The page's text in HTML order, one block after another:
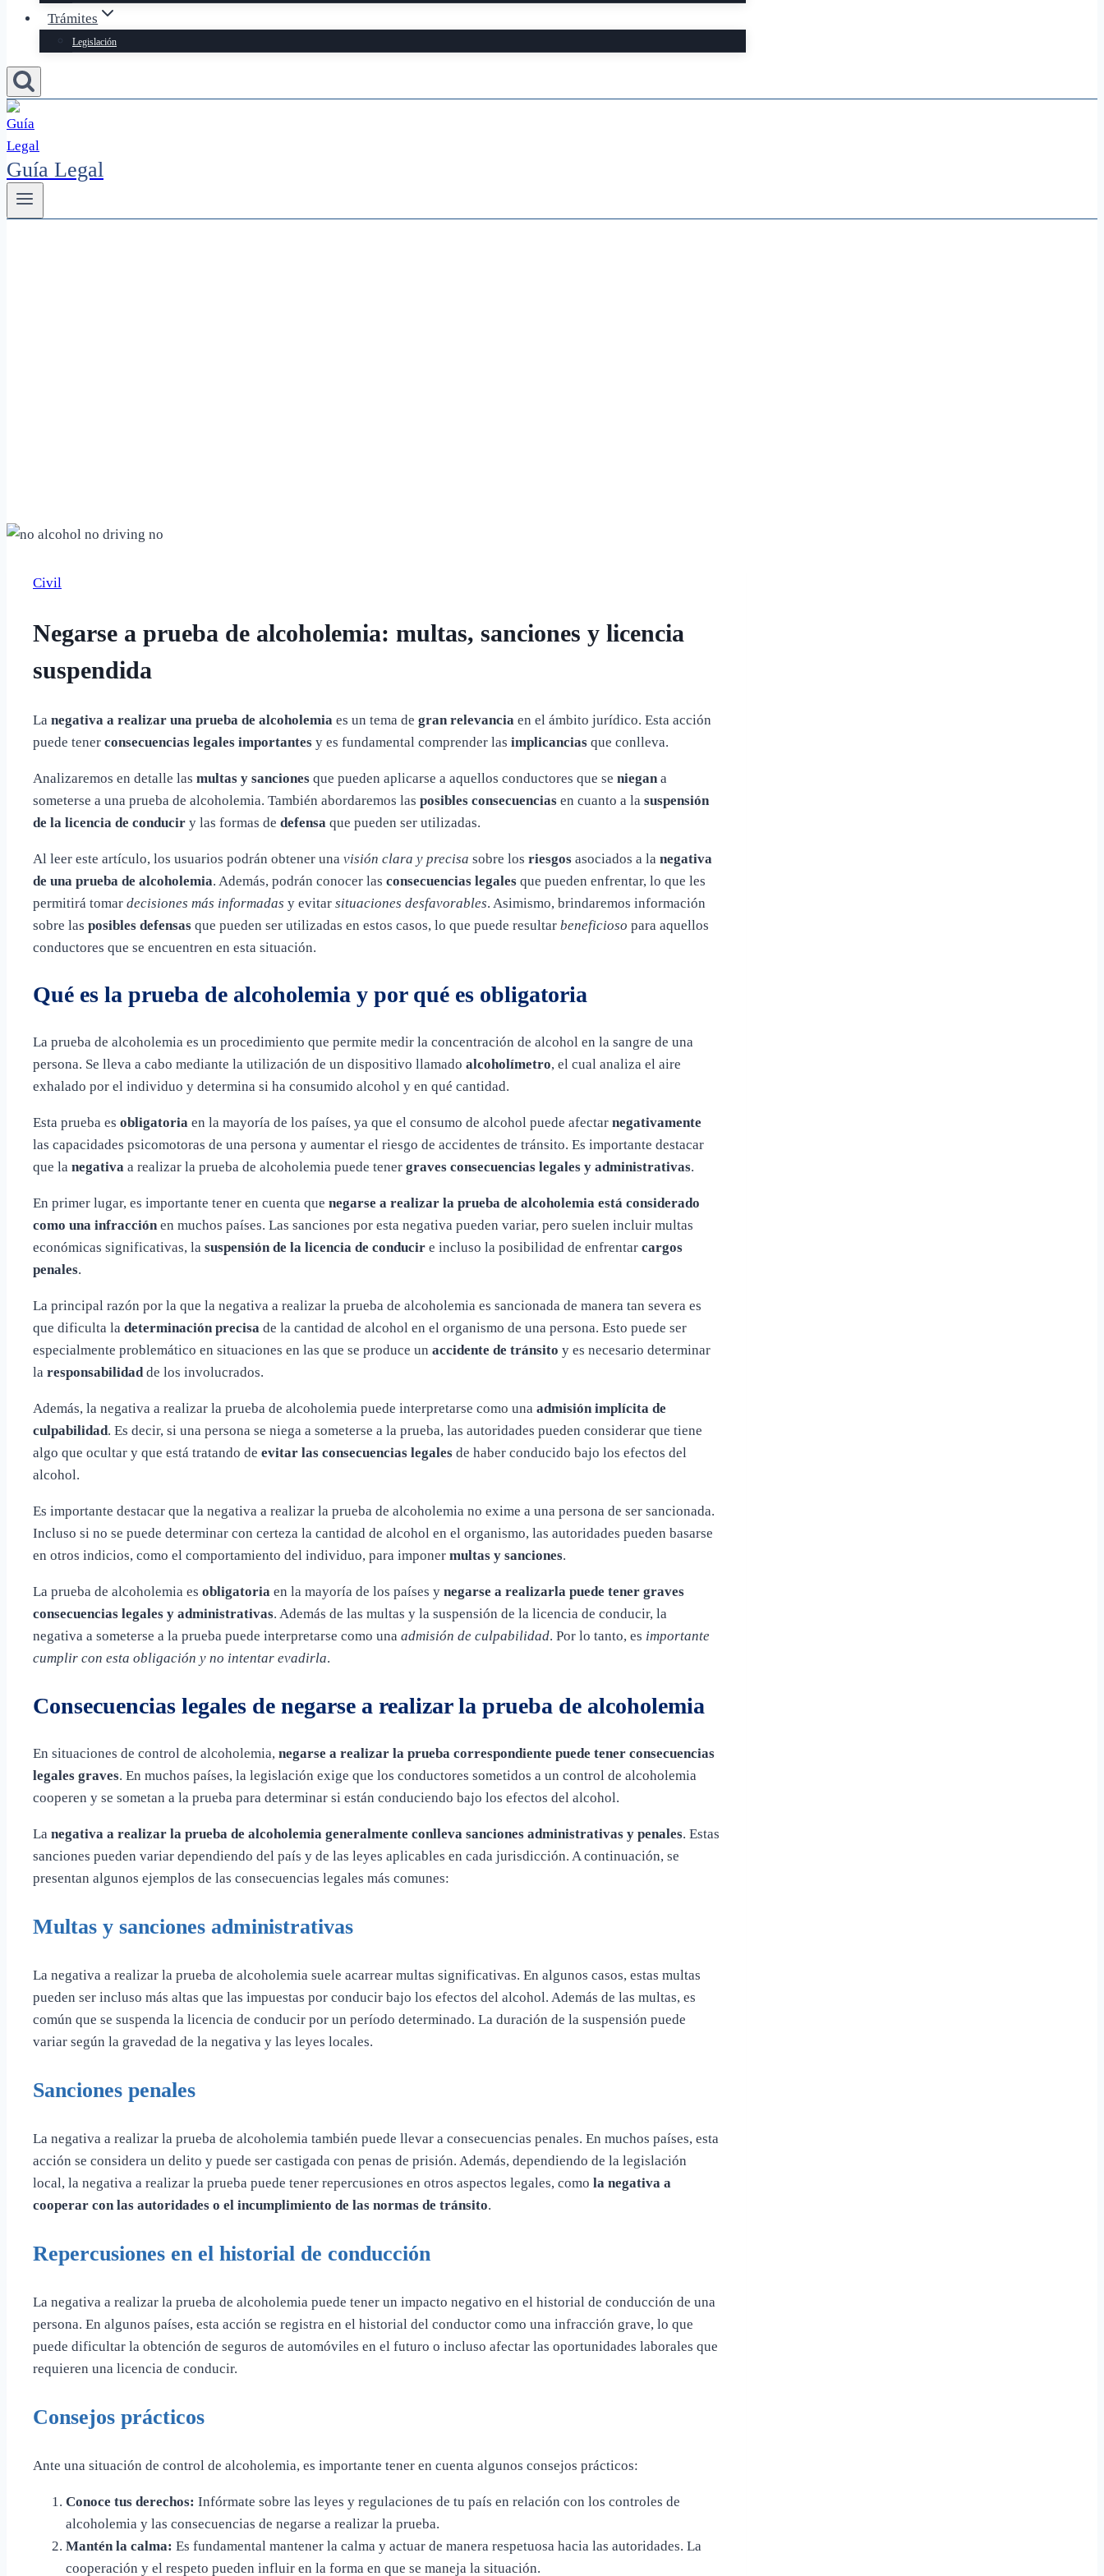
Trámites
Legislación
Guía Legal
Civil
Negarse a prueba de alcoholemia: multas, sanciones y licencia
suspendida
La negativa a realizar una prueba de alcoholemia es un tema de gran relevancia en el ámbito jurídico. Esta acción
puede tener consecuencias legales importantes y es fundamental comprender las implicancias que conlleva.
Analizaremos en detalle las multas y sanciones que pueden aplicarse a aquellos conductores que se niegana
someterse a una prueba de alcoholemia. También abordaremos las posibles consecuencias en cuanto a la suspensión
de la licencia de conducir y las formas de defensa que pueden ser utilizadas.
Al leer este artículo, los usuarios podrán obtener una visión clara y precisa sobre los riesgos asociados a la negativa
de una prueba de alcoholemia. Además, podrán conocer las consecuencias legales que pueden enfrentar, lo que les
permitirá tomar decisiones más informadas y evitar situaciones desfavorables. Asimismo, brindaremos información
sobre las posibles defensas que pueden ser utilizadas en estos casos, lo que puede resultar beneficioso para aquellos
conductores que se encuentren en esta situación.
Qué es la prueba de alcoholemia y por qué es obligatoria
La prueba de alcoholemia es un procedimiento que permite medir la concentración de alcohol en la sangre de una
persona. Se lleva a cabo mediante la utilización de un dispositivo llamado alcoholímetro, el cual analiza el aire
exhalado por el individuo y determina si ha consumido alcohol y en qué cantidad.
Esta prueba es obligatoria en la mayoría de los países, ya que el consumo de alcohol puede afectar negativamente
las capacidades psicomotoras de una persona y aumentar el riesgo de accidentes de tránsito. Es importante destacar
que la negativa a realizar la prueba de alcoholemia puede tener graves consecuencias legales y administrativas.
En primer lugar, es importante tener en cuenta que negarse a realizar la prueba de alcoholemia está considerado
como una infracciónen muchos países. Las sanciones por esta negativa pueden variar, pero suelen incluir multas
económicas significativas, la suspensión de la licencia de conducir e incluso la posibilidad de enfrentar cargos
penales.
La principal razón por la que la negativa a realizar la prueba de alcoholemia es sancionada de manera tan severa es
que dificulta la determinación precisa de la cantidad de alcohol en el organismo de una persona. Esto puede ser
especialmente problemático en situaciones en las que se produce un accidente de tránsito y es necesario determinar
la responsabilidadde los involucrados.
Además, la negativa a realizar la prueba de alcoholemia puede interpretarse como una admisión implícita de
culpabilidad. Es decir, si una persona se niega a someterse a la prueba, las autoridades pueden considerar que tiene
algo que ocultar y que está tratando de evitar las consecuencias legales de haber conducido bajo los efectos del
alcohol.
Es importante destacar que la negativa a realizar la prueba de alcoholemia no exime a una persona de ser sancionada.
Incluso si no se puede determinar con certeza la cantidad de alcohol en el organismo, las autoridades pueden basarse
en otros indicios, como el comportamiento del individuo, para imponer multas y sanciones.
La prueba de alcoholemia es obligatoria en la mayoría de los países y negarse a realizarla puede tener graves
consecuencias legales y administrativas. Además de las multas y la suspensión de la licencia de conducir, la
negativa a someterse a la prueba puede interpretarse como una admisión de culpabilidad. Por lo tanto, es importante
cumplir con esta obligación y no intentar evadirla.
Consecuencias legales de negarse a realizar la prueba de alcoholemia
En situaciones de control de alcoholemia, negarse a realizar la prueba correspondiente puede tener consecuencias
legales graves. En muchos países, la legislación exige que los conductores sometidos a un control de alcoholemia
cooperen y se sometan a la prueba para determinar si están conduciendo bajo los efectos del alcohol.
La negativa a realizar la prueba de alcoholemia generalmente conlleva sanciones administrativas y penales. Estas
sanciones pueden variar dependiendo del país y de las leyes aplicables en cada jurisdicción. A continuación, se
presentan algunos ejemplos de las consecuencias legales más comunes:
Multas y sanciones administrativas
La negativa a realizar la prueba de alcoholemia suele acarrear multas significativas. En algunos casos, estas multas
pueden ser incluso más altas que las impuestas por conducir bajo los efectos del alcohol. Además de las multas, es
común que se suspenda la licencia de conducir por un período determinado. La duración de la suspensión puede
variar según la gravedad de la negativa y las leyes locales.
Sanciones penales
La negativa a realizar la prueba de alcoholemia también puede llevar a consecuencias penales. En muchos países, esta
acción se considera un delito y puede ser castigada con penas de prisión. Además, dependiendo de la legislación
local, la negativa a realizar la prueba puede tener repercusiones en otros aspectos legales, como la negativa a
cooperar con las autoridades o el incumplimiento de las normas de tránsito.
Repercusiones en el historial de conducción
La negativa a realizar la prueba de alcoholemia puede tener un impacto negativo en el historial de conducción de una
persona. En algunos países, esta acción se registra en el historial del conductor como una infracción grave, lo que
puede dificultar la obtención de seguros de automóviles en el futuro o incluso afectar las oportunidades laborales que
requieren una licencia de conducir.
Consejos prácticos
Ante una situación de control de alcoholemia, es importante tener en cuenta algunos consejos prácticos:
Conoce tus derechos: Infórmate sobre las leyes y regulaciones de tu país en relación con los controles de
alcoholemia y las consecuencias de negarse a realizar la prueba.
Mantén la calma: Es fundamental mantener la calma y actuar de manera respetuosa hacia las autoridades. La
cooperación y el respeto pueden influir en la forma en que se maneja la situación.